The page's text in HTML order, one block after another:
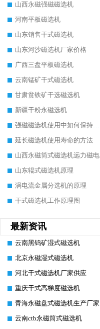
山西永磁强磁磁选机
河南平板磁选机
山东销售干式磁选机
山东河沙磁选机厂家价格
广西三盘平板磁选机
云南锰矿干式磁选机
甘肃贫铁矿干选磁选机
新疆干粉永磁选机
强磁磁选机使用中如何保持其顺畅运行
延长磁选机使用寿命的方法
山西永磁筒式磁选机远力磁电
山东辊式磁选机原理
涡电流金属分选机的原理
干式磁选机工作原理图
最新资讯
云南黑钨矿湿式磁选机
北京永磁湿式磁选机
河北干式磁选机厂家供应
重庆干式高梯度磁选机
青海永磁盘式磁选机生产厂家
云南ctb永磁筒式磁选机